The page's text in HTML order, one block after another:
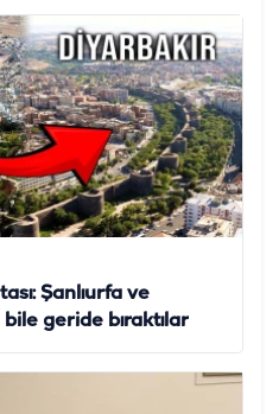
Şanlıurfa ve
geride bıraktılar